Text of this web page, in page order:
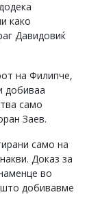
како
Давидовиќ
на Филипче,
добиваа
само
Заев.
само на
Доказ за
во
добивавме